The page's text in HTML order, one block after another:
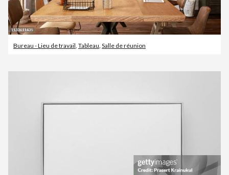
Bureau - Lieu de travail, Tableau, Salle de réunion